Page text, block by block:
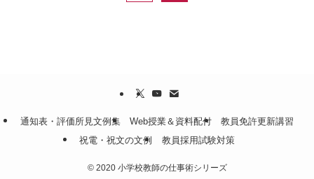
通知表・評価所見文例集 Web授業＆資料配付
教員免許更新講習
祝電・祝文の文例
教員採用試験対策
©2020 小学校教師の仕事術シリーズ